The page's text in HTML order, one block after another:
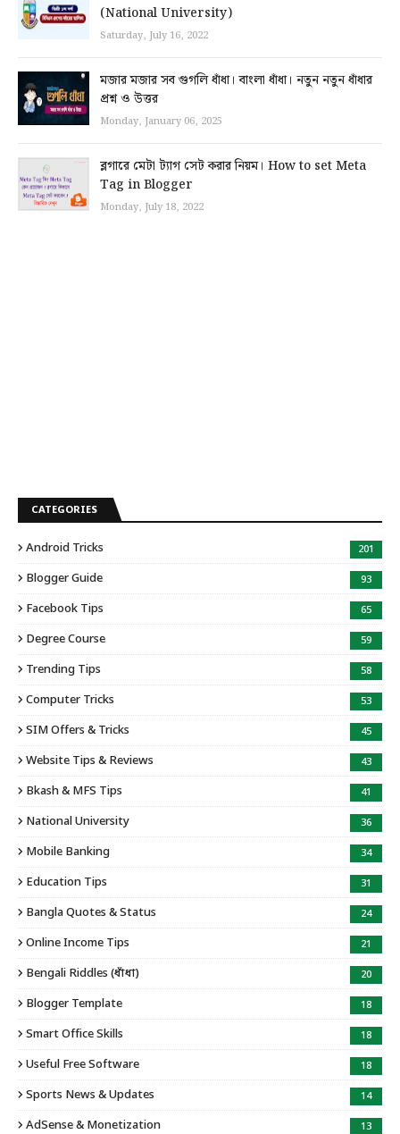
(National University)
Saturday, July 16, 2022
মজার মজার সব গুগলি ধাঁধা। বাংলা ধাঁধা। নতুন নতুন ধাঁধার
প্রশ্ন ও উত্তর
Monday, January 06, 2025
ব্লগারে মেটা ট্যাগ সেট করার নিয়ম। How to set Meta
Tag in Blogger
Monday, July 18, 2022
CATEGORIES
Android Tricks 201
Blogger Guide 93
Facebook Tips 65
Degree Course 59
Trending Tips 58
Computer Tricks 53
SIM Offers & Tricks 45
Website Tips & Reviews 43
Bkash & MFS Tips 41
National University 36
Mobile Banking 34
Education Tips 31
Bangla Quotes & Status 24
Online Income Tips 21
Bengali Riddles (ধাঁধা) 20
Blogger Template 18
Smart Office Skills 18
Useful Free Software 18
Sports News & Updates 14
AdSense & Monetization 13